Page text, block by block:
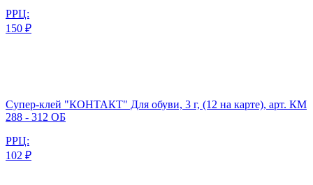
РРЦ:
150 ₽
Супер-клей "КОНТАКТ" Для обуви, 3 г, (12 на карте), арт. КМ
288 - 312 ОБ
РРЦ:
102 ₽